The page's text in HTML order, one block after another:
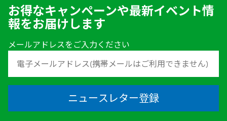
お得なキャンペーンや最新イベント情
報をお届けします
メールアドレスをご入力ください
ニュースレター登録